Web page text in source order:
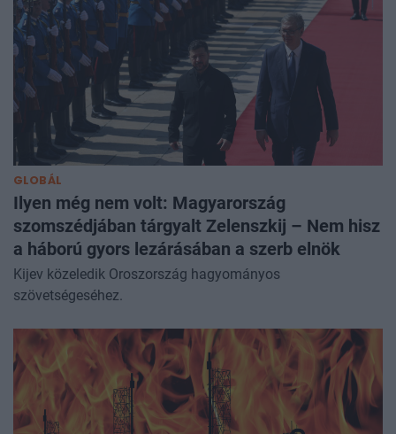
GLOBÁL
Ilyen még nem volt: Magyarország
szomszédjában tárgyalt Zelenszkij – Nem hisz
a háború gyors lezárásában a szerb elnök
Kijev közeledik Oroszország hagyományos
szövetségeséhez.